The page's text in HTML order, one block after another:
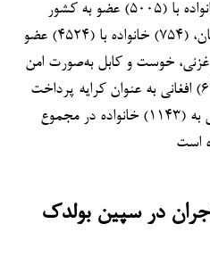
از طریق سپین بولدک، (۹۵۱) خانواده با (۵۰۰۵) عضو به کشور
بازگشته و ثبت شده‌اند. از میان آنان، (۷۵۴) خانواده با (۴۵۲۴) عضو
غزنی، خوست و کابل به‌صورت امن
انتقال داده شده‌اند و (۶٬۶۰۶٬۱۰۰) افغانی به عنوان کرایه پرداخت
شده است. کمیته تنظیم امور مالی به (۱۱۴۳) خانواده در مجموع
در سپین بولدک